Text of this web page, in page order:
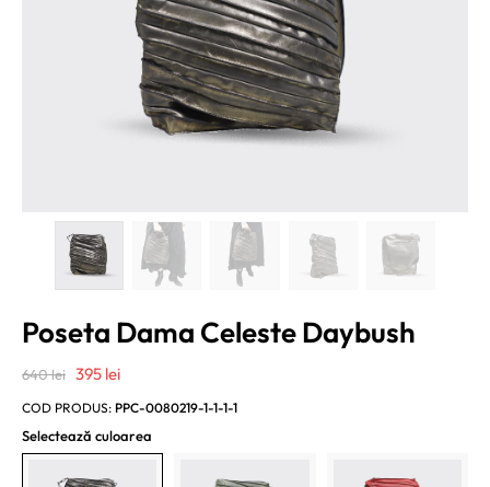
Poseta Dama Celeste Daybush
640lei Prețul
inițial
a
fost:
395 leiPrețul
curent
este:
395 lei.
COD PRODUS: PPC-0080219-1-1-1-1
Selectează culoarea